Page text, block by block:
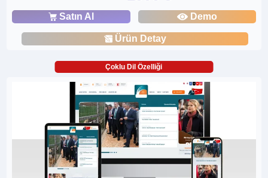
Satın Al Demo
Ürün Detay
Çoklu Dil Özelliği